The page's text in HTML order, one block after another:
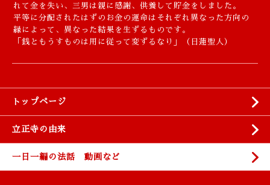
れて金を失い、三男は親に感謝、供養して貯金をしました。
平等に分配されたはずのお金の運命はそれぞれ異なった方向の
縁によって、異なった結果を生ずるものです。
「銭ともうすものは用に従って変ずるなり」（日蓮聖人）
トップページ
立正寺の由来
一日一編の法話 動画など